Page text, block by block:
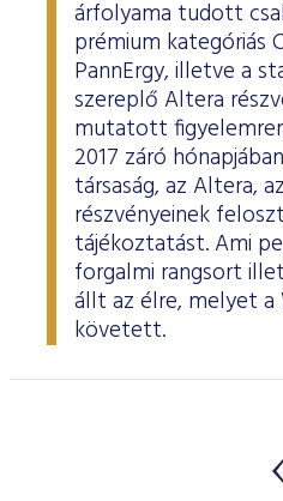
árfolyama tudott
prémium kategóriás
PannErgy, illetve a
szereplő Altera
mutatott
2017 záró
társaság, az Altera,
részvényeinek
tájékoztatást. Ami
forgalmi rangsort
állt az élre, melyet a
követett.